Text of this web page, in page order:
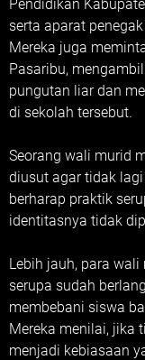
Pendidikan
serta aparat
Mereka juga
Pasaribu,
pungutan liar dan
di sekolah tersebut.
Seorang wali murid
diusut agar tidak
berharap praktik
identitasnya tidak
Lebih jauh, para
serupa sudah
membebani siswa
Mereka menilai, jika
menjadi kebiasaan